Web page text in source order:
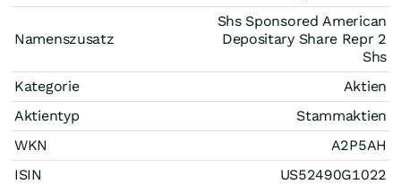
Namenszusatz
Shs Sponsored American
Depositary Share Repr 2
Shs
Kategorie
Aktien
Aktientyp
Stammaktien
WKN
A2P5AH
ISIN
US52490G1022